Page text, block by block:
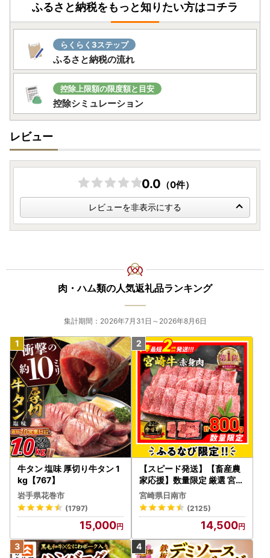
引き続きご利用可能です。
Android・iOSのアプリストアにて＜アイアム マイナンバ
ー＞で検索してみてください♪
＝＝＝＝＝＝＝＝＝＝＝＝＝＝＝＝＝＝＝＝＝＝＝＝
【返礼品の配送について】
・ご入金確認後、1か月程度でお届けいたします。
認ください。
・返礼品は確実にお受け取りください。長期不在等の寄附者
様事由による返送、劣化については、再送を承ることができ
ませんのでご了承ください。
・寄附者の都合（長期不在や転居先不明等）により返礼品が
お届けできず、配送業者の保管期限も切れてしまった場合
は、返礼品が破棄される場合がございますのでご注意くださ
い。
返礼品とは別に、入金確認後、お申込み時記載の寄附者様ご
住所に2週間程度で郵送いたします。
【ワンストップ特例申請書】
「希望する」にチェックをいただいた方に、寄附金受領証明
書とともにお送りいたします。
※寄附申込みのキャンセル、返礼品の変更・返品はできませ
ん。あらかじめご了承ください。
※お礼の品は協力事業者から直接発送いたします。発送のた
めに、協力事業者にも氏名・住所・電話番号の情報を提供し
ておりますので、予めご了承ください。
※ふるさと納税をされた方が受け取られた返礼品について
は、一時所得として課税対象となる場合がございます。
＝＝＝＝＝＝＝＝＝＝＝＝＝＝＝＝＝＝＝＝＝＝＝＝
◇お問い合わせはこちら◇
北海道豊富町ふるさと納税サポート室
TEL：050-5805-1740
ふるさと納税をもっと知りたい方はコチラ
らくらく3ステップ
ふるさと納税の流れ
控除上限額の限度額と目安
控除シミュレーション
レビュー
0.0 （0件）
レビューを非表示にする
肉・ハム類の人気返礼品ランキング
集計期間：2026年7月31日～2026年8月6日
牛タン 塩味 厚切り牛タン 1
kg【767】
岩手県花巻市
(1797)
15,000
【スピード発送】【畜産農
家応援】数量限定 厳選 宮崎
牛 赤身 焼肉 計800g FN-Li
mited-PR_BDV5-26-2W
宮崎県日南市
(2125)
14,500